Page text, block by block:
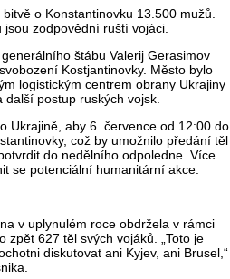
o Konstantinovku 13.500 mužů.
zodpovědní ruští vojáci.
štábu Valerij Gerasimov
Kostjantinovky. Město bylo
logistickým centrem obrany Ukrajiny
postup ruských vojsk.
Ukrajině, aby 6. července od 12:00 do
což by umožnilo předání těl
do nedělního odpoledne. Více
se potenciální humanitární akce.
v uplynulém roce obdržela v rámci
zpět 627 těl svých vojáků. „Toto je
diskutovat ani Kyjev, ani Brusel,“